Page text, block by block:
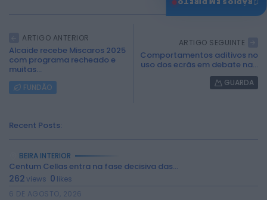
ARTIGO ANTERIOR
Alcaide recebe Miscaros 2025
com programa recheado e
muitas...
FUNDÃO
ARTIGO SEGUINTE
Comportamentos aditivos no
uso dos ecrãs em debate na...
GUARDA
Recent Posts:
BEIRA INTERIOR
Centum Cellas entra na fase decisiva das...
262views 0 likes
6 DE AGOSTO, 2026
RÁDIOS EM DIRETO